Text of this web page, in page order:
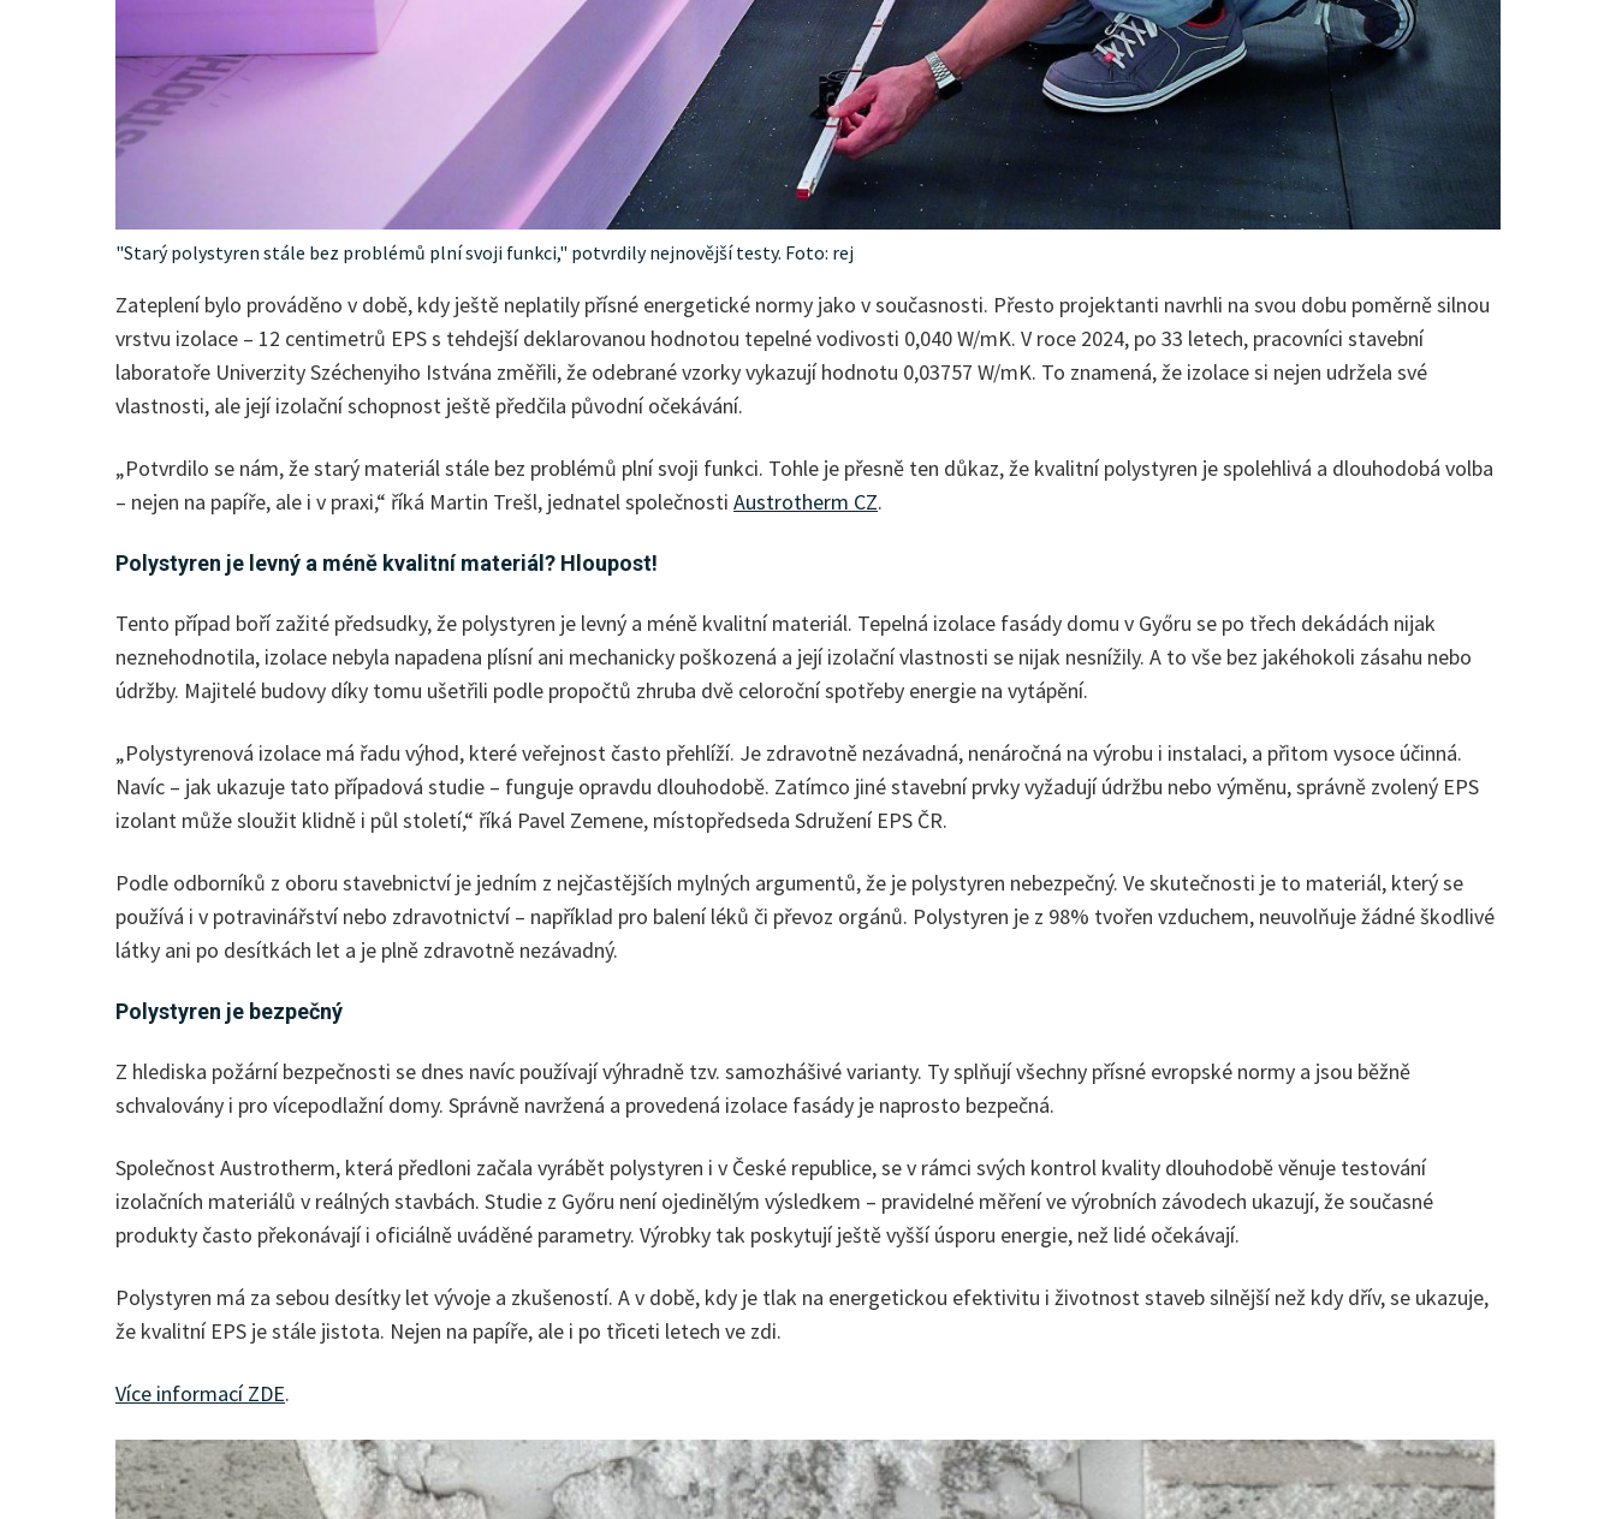
"Starý polystyren stále bez problémů plní svoji funkci," potvrdily nejnovější testy. Foto: rej
Zateplení bylo prováděno v době, kdy ještě neplatily přísné energetické normy jako v současnosti. Přesto projektanti navrhli na svou dobu poměrně silnou
vrstvu izolace – 12 centimetrů EPS s tehdejší deklarovanou hodnotou tepelné vodivosti 0,040 W/mK. V roce 2024, po 33 letech, pracovníci stavební
laboratoře Univerzity Széchenyiho Istvána změřili, že odebrané vzorky vykazují hodnotu 0,03757 W/mK. To znamená, že izolace si nejen udržela své
vlastnosti, ale její izolační schopnost ještě předčila původní očekávání.
„Potvrdilo se nám, že starý materiál stále bez problémů plní svoji funkci. Tohle je přesně ten důkaz, že kvalitní polystyren je spolehlivá a dlouhodobá volba
– nejen na papíře, ale i v praxi,“ říká Martin Trešl, jednatel společnosti Austrotherm CZ.
Polystyren je levný a méně kvalitní materiál? Hloupost!
Tento případ boří zažité předsudky, že polystyren je levný a méně kvalitní materiál. Tepelná izolace fasády domu v Győru se po třech dekádách nijak
neznehodnotila, izolace nebyla napadena plísní ani mechanicky poškozená a její izolační vlastnosti se nijak nesnížily. A to vše bez jakéhokoli zásahu nebo
údržby. Majitelé budovy díky tomu ušetřili podle propočtů zhruba dvě celoroční spotřeby energie na vytápění.
„Polystyrenová izolace má řadu výhod, které veřejnost často přehlíží. Je zdravotně nezávadná, nenáročná na výrobu i instalaci, a přitom vysoce účinná.
Navíc – jak ukazuje tato případová studie – funguje opravdu dlouhodobě. Zatímco jiné stavební prvky vyžadují údržbu nebo výměnu, správně zvolený EPS
izolant může sloužit klidně i půl století,“ říká Pavel Zemene, místopředseda Sdružení EPS ČR.
Podle odborníků z oboru stavebnictví je jedním z nejčastějších mylných argumentů, že je polystyren nebezpečný. Ve skutečnosti je to materiál, který se
používá i v potravinářství nebo zdravotnictví – například pro balení léků či převoz orgánů. Polystyren je z 98% tvořen vzduchem, neuvolňuje žádné škodlivé
látky ani po desítkách let a je plně zdravotně nezávadný.
Polystyren je bezpečný
Z hlediska požární bezpečnosti se dnes navíc používají výhradně tzv. samozhášivé varianty. Ty splňují všechny přísné evropské normy a jsou běžně
schvalovány i pro vícepodlažní domy. Správně navržená a provedená izolace fasády je naprosto bezpečná.
Společnost Austrotherm, která předloni začala vyrábět polystyren i v České republice, se v rámci svých kontrol kvality dlouhodobě věnuje testování
izolačních materiálů v reálných stavbách. Studie z Győru není ojedinělým výsledkem – pravidelné měření ve výrobních závodech ukazují, že současné
produkty často překonávají i oficiálně uváděné parametry. Výrobky tak poskytují ještě vyšší úsporu energie, než lidé očekávají.
Polystyren má za sebou desítky let vývoje a zkušeností. A v době, kdy je tlak na energetickou efektivitu i životnost staveb silnější než kdy dřív, se ukazuje,
že kvalitní EPS je stále jistota. Nejen na papíře, ale i po třiceti letech ve zdi.
Více informací ZDE.